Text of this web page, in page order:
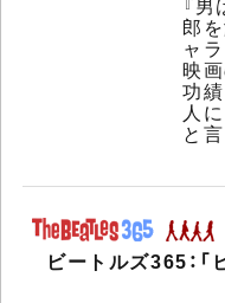
郎
ャ
映
功
人
と
ビートルズ365：「